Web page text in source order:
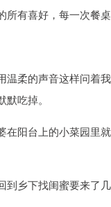
有喜好，每一次餐
温柔的声音这样问着
吃掉。
在阳台上的小菜园里
乡下找闺蜜要来了